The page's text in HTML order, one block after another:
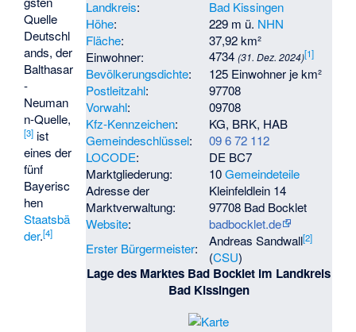
Landkreis:
Bad Kissingen
Höhe: 229 m ü. NHN
Fläche:
37,92 km²
Einwohner:
4734 (31. Dez. 2024)[1]
Bevölkerungsdichte:
125 Einwohner je km²
Postleitzahl:
97708
Vorwahl:
09708
Kfz-Kennzeichen:
KG, BRK, HAB
Gemeindeschlüssel:
09 6 72 112
LOCODE:
DE BC7
Marktgliederung:
10Gemeindeteile
Adresse der
Marktverwaltung:
Kleinfeldlein 14
97708 Bad Bocklet
Website:
badbocklet.de
Erster Bürgermeister: Andreas Sandwall[2]
(CSU)
Lage des Marktes Bad Bocklet im Landkreis
Bad Kissingen
Quelle
Deutschl
ands, der
Balthasar
-
Neuman
n-Quelle,
[3] ist
eines der
fünf
Bayerisc
hen
Staatsbä
der.[4]